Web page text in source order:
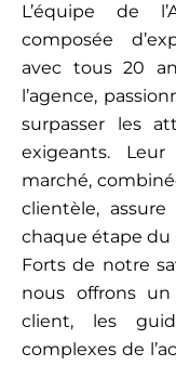
L’équipe de
composée
avec tous 20
l’agence,
surpasser les
exigeants.
marché,
clientèle,
chaque étape du
Forts de notre
nous offrons un
client, les
complexes de